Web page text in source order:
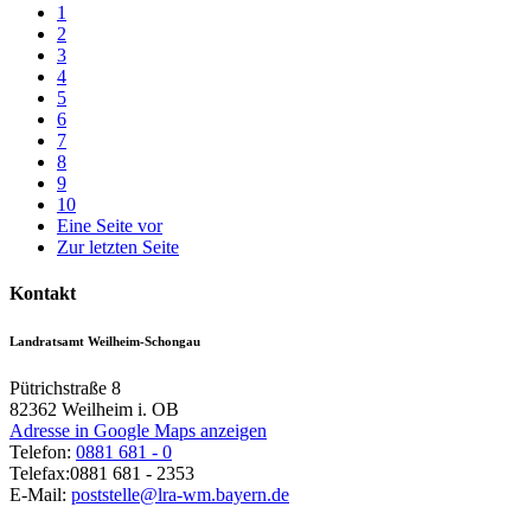
1
2
3
4
5
6
7
8
9
10
Eine Seite vor
Zur letzten Seite
Kontakt
Landratsamt Weilheim-Schongau
Pütrichstraße 8
82362 Weilheim i. OB
Adresse in Google Maps anzeigen
Telefon: 0881 681 - 0
Telefax:0881 681 - 2353
E-Mail: poststelle@lra-wm.bayern.de